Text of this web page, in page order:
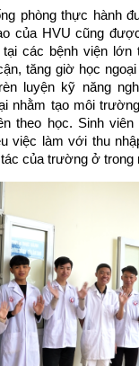
phòng thực hành
của HVU cũng
các bệnh viện lớn
tăng giờ học
luyện kỹ năng
nhằm tạo môi
theo học. Sinh
việc làm với thu
của trường ở